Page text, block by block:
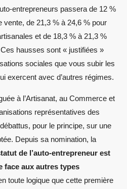
entrepreneurs passera de 12 %
vente, de 21,3 % à 24,6 % pour
et de 18,3 % à 21,3 %
hausses sont « justifiées »
sociales que vous subir les
exercent avec d’autres régimes.
à l’Artisanat, au Commerce et
représentatives des
pour le principe, sur une
Depuis sa nomination, la
de l’auto-entrepreneur est
face aux autres types
toute logique que cette première